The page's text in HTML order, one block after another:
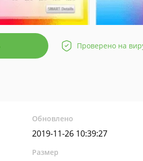
Проверено на
Обновлено
2019-11-26 10:39:27
Размер